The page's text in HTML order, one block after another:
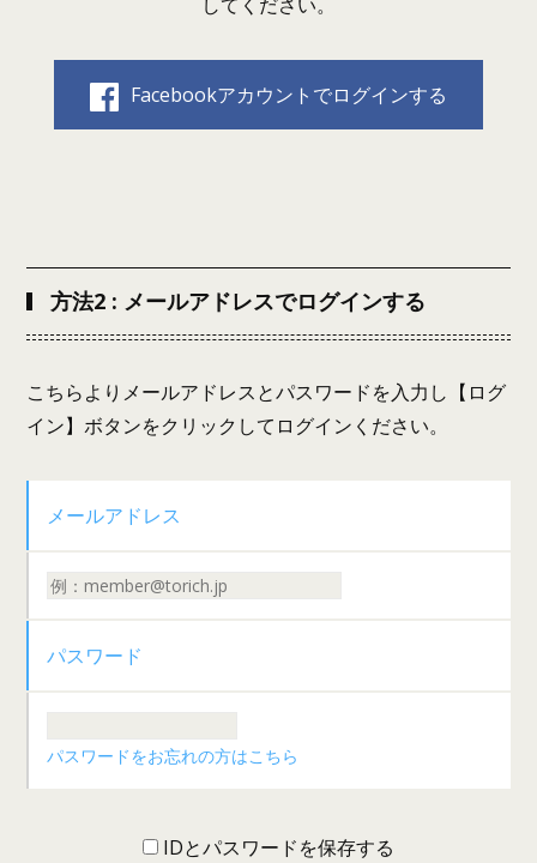
Facebookアカウントでログインする
方法2 : メールアドレスでログインする
こちらよりメールアドレスとパスワードを入力し【ログ
イン】ボタンをクリックしてログインください。
メールアドレス
パスワード
パスワードをお忘れの方はこちら
IDとパスワードを保存する